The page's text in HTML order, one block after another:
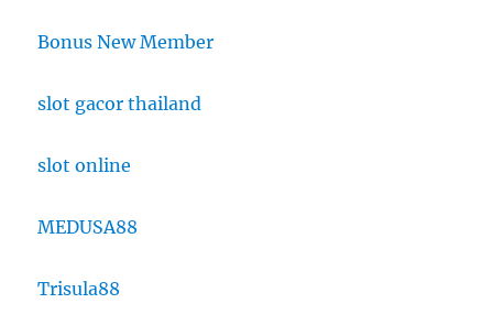
Bonus New Member
slot gacor thailand
slot online
MEDUSA88
Trisula88